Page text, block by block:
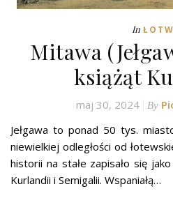
In
Mitawa
książąt
maj 30, 2024 By
Jełgawa to ponad 50 tys.
niewielkiej odległości od
historii na stałe zapisało się
Kurlandii i Semigalii. Wspaniałą…